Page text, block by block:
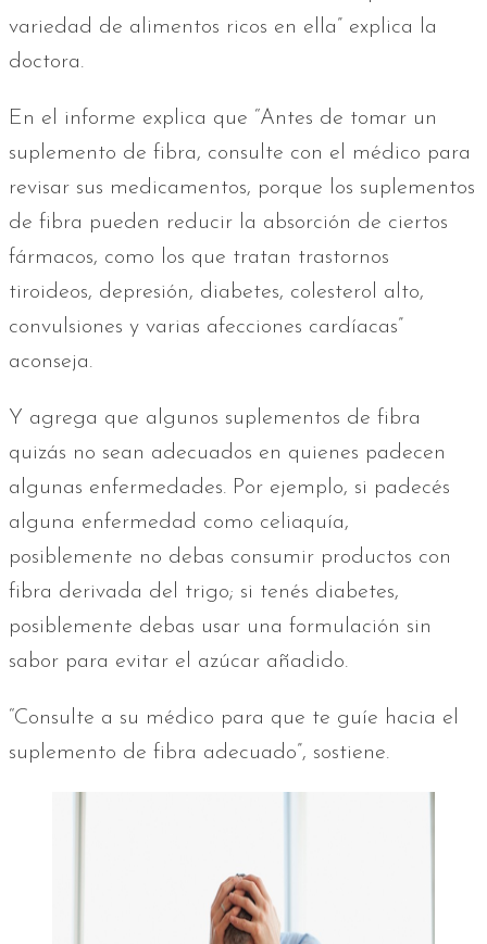
variedad de alimentos ricos en ella” explica la
doctora.
En el informe explica que “Antes de tomar un
suplemento de fibra, consulte con el médico para
revisar sus medicamentos, porque los suplementos
de fibra pueden reducir la absorción de ciertos
fármacos, como los que tratan trastornos
tiroideos, depresión, diabetes, colesterol alto,
convulsiones y varias afecciones cardíacas”
aconseja.
Y agrega que algunos suplementos de fibra
quizás no sean adecuados en quienes padecen
algunas enfermedades. Por ejemplo, si padecés
alguna enfermedad como celiaquía,
posiblemente no debas consumir productos con
fibra derivada del trigo; si tenés diabetes,
posiblemente debas usar una formulación sin
sabor para evitar el azúcar añadido.
“Consulte a su médico para que te guíe hacia el
suplemento de fibra adecuado”, sostiene.